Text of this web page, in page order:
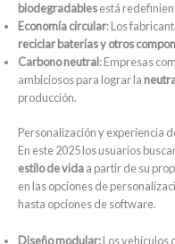
biodegradablesestá
Economía circular: Los
reciclar baterías y otros
Carbono neutral: Empresas
ambiciosos para lograr la
producción.
Personalización y experiencia
En este 2025 los usuarios
estilo de vidaa partir de su
en las opciones de
hasta opciones de software.
Diseño modular:Los vehículos